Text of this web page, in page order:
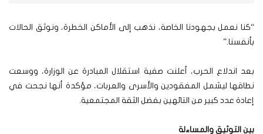
“كنا نعمل بجهودنا الخاصة، نذهب إلى الأماكن الخطرة، ونوثق الحالات
بأنفسنا.”
بعد اندلاع الحرب، أعلنت صفية استقلال المبادرة عن الوزارة، ووسعت
نطاقها ليشمل المفقودين والأسرى والعربات، مؤكدة أنها نجحت في
إعادة عدد كبير من التائهين بفضل الثقة المجتمعية.
بين التوثيق والمساءلة